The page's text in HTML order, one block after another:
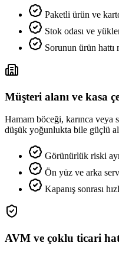
Paketli ürün ve
Stok odası ve
Sorunun ürün hattı
Müşteri alanı ve kasa
Hamam böceği, karınca veya
düşük yoğunlukta bile güçlü
Görünürlük riski
Ön yüz ve arka
Kapanış sonrası
AVM ve çoklu ticari